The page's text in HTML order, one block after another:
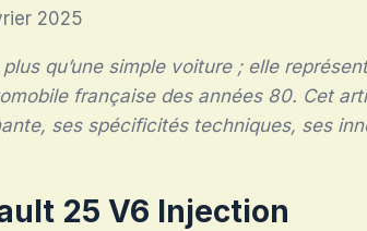
2025
qu’une simple voiture ; elle
française des années 80. Cet
ses spécificités techniques, ses
25 V6 Injection